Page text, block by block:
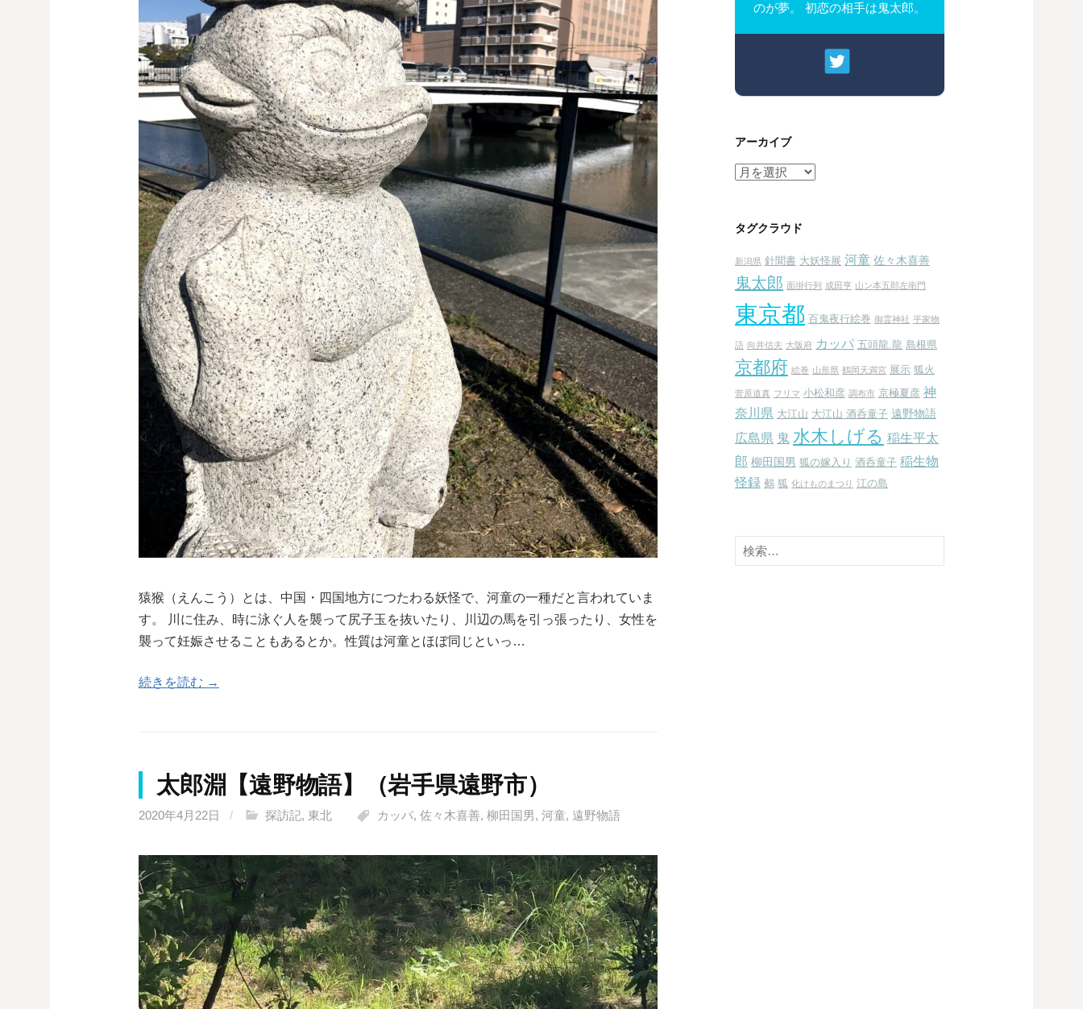
猿猴（えんこう）とは、中国・四国地方につたわる妖怪で、河童の一種だと言われていま
す。 川に住み、時に泳ぐ人を襲って尻子玉を抜いたり、川辺の馬を引っ張ったり、女性を
襲って妊娠させることもあるとか。性質は河童とほぼ同じといっ…
続きを読む →
太郎淵【遠野物語】（岩手県遠野市）
2020年4月22日 / 探訪記, 東北 カッパ, 佐々木喜善, 柳田国男, 河童, 遠野物語
のが夢。 初恋の相手は鬼太郎。
アーカイブ
ア
イ
タグクラウド
新潟県 針聞書 大妖怪展 河童 佐々木喜善
鬼太郎 面掛行列 成田亨 山ン本五郎左衛門
東京都 百鬼夜行絵巻 御霊神社 平家物
語 向井信夫 大阪府 カッパ 五頭龍.龍 島根県
京都府 絵巻 山形県 鶴岡天満宮 展示 狐火
菅原道真 フリマ 小松和彦 調布市 京極夏彦 神
奈川県 大江山 大江山 酒呑童子 遠野物語
広島県 鬼 水木しげる 稲生平太
郎 柳田国男 狐の嫁入り 酒呑童子 稲生物
怪録 鵺 狐 化けものまつり 江の島
検
索: